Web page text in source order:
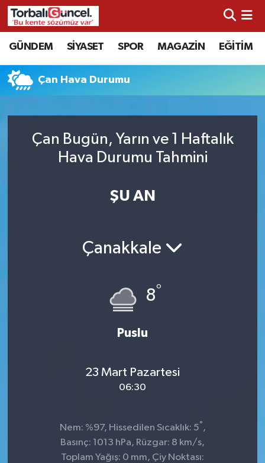
GÜNDEM SİYASET SPOR MAGAZİN EĞİTİM
Çan Hava Durumu
Çan Bugün, Yarın ve 1 Haftalık
Hava Durumu Tahmini
ŞU AN
Çanakkale
8°
Puslu
23 Mart Pazartesi
06:30
Nem: %97, Hissedilen Sıcaklık: 5° ,
Basınç: 1013 hPa, Rüzgar: 8 km/s,
Toplam Yağış: 0 mm, Çiy Noktası:
İzmir Nöbetçi Eczaneler
İzmir Hava Durumu
İzmir Trafik Yoğunluk Haritası
Süper Lig Puan Durumu ve Fikstür
Haber Arşivi